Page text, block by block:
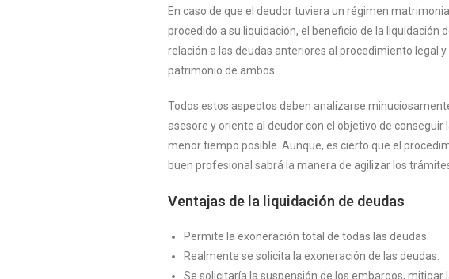
En caso de que el deudor tuviera un régimen
procedido a su liquidación, el beneficio de la liquidación
relación a las deudas anteriores al procedimiento legal y
patrimonio de ambos.
Todos estos aspectos deben analizarse
asesore y oriente al deudor con el objetivo de conseguir
menor tiempo posible. Aunque, es cierto que el
buen profesional sabrá la manera de agilizar los
Ventajas de la liquidación de deudas
Permite la exoneración total de todas las deudas.
Realmente se solicita la exoneración de las deudas.
Se solicitaría la suspensión de los embargos, mitigar